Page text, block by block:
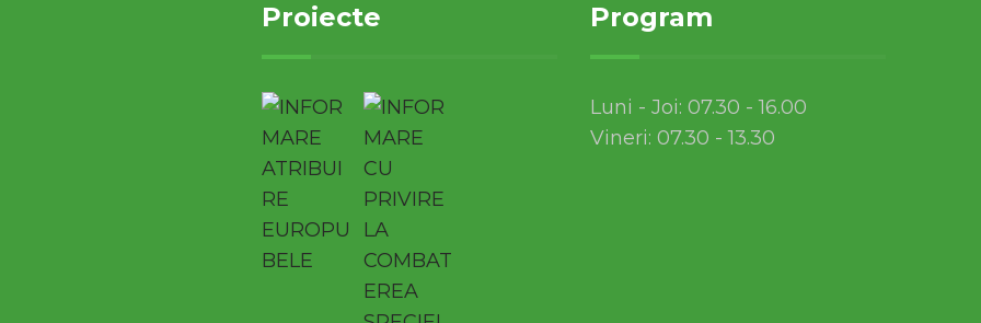
Proiecte Program
Luni - Joi: 07.30 - 16.00
Vineri: 07.30 - 13.30